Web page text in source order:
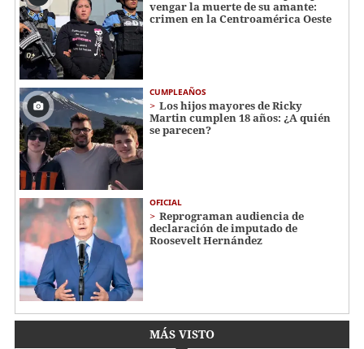
vengar la muerte de su amante:
crimen en la Centroamérica Oeste
CUMPLEAÑOS
Los hijos mayores de Ricky
Martin cumplen 18 años: ¿A quién
se parecen?
OFICIAL
Reprograman audiencia de
declaración de imputado de
Roosevelt Hernández
MÁS VISTO